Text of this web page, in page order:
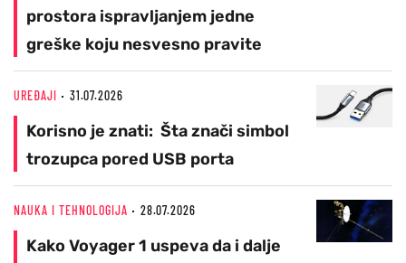
prostora ispravljanjem jedne
greške koju nesvesno pravite
UREĐAJI 31.07.2026
Korisno je znati: Šta znači simbol
trozupca pored USB porta
NAUKA I TEHNOLOGIJA 28.07.2026
Kako Voyager 1 uspeva da i dalje